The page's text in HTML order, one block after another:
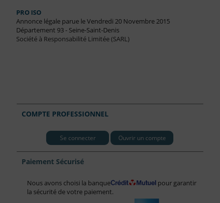
PRO ISO
Annonce légale parue le Vendredi 20 Novembre 2015
Département 93 - Seine-Saint-Denis
Société à Responsabilité Limitée (SARL)
COMPTE PROFESSIONNEL
Se connecter Ouvrir un compte
Paiement Sécurisé
Nous avons choisi la banque
pour garantir
la sécurité de votre paiement.